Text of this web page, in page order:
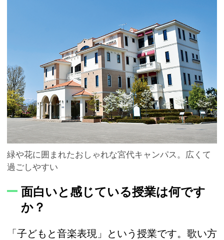
緑や花に囲まれたおしゃれな宮代キャンパス。広くて
過ごしやすい
面白いと感じている授業は何です
か？
「子どもと音楽表現」という授業です。歌い方